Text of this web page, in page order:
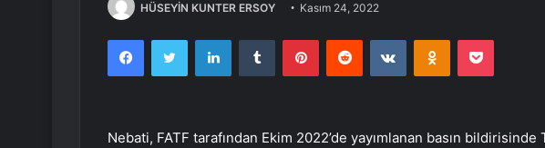
HÜSEYİN KUNTER ERSOY Kasım 24, 2022
FacebookTwitter LinkedInTumblr PinterestReddit VKontakteOdnoklassniki
Pocket
Nebati, FATF tarafından Ekim 2022’de yayımlanan basın